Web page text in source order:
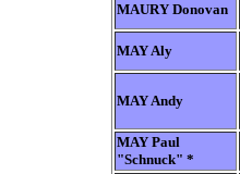
MAURY Donovan
MAY Aly
MAY Andy
MAY Paul
"Schnuck" *